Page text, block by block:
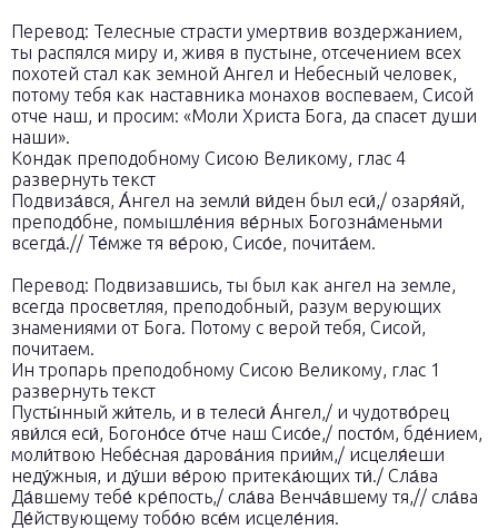
Перевод: Телесные страсти умертвив воздержанием,
ты распялся миру и, живя в пустыне, отсечением всех
похотей стал как земной Ангел и Небесный человек,
потому тебя как наставника монахов воспеваем, Сисой
отче наш, и просим: «Моли Христа Бога, да спасет души
наши».
Кондак преподобному Сисою Великому, глас 4
развернуть текст
Подвиза́вся, А́нгел на земли́ ви́ден был еси́,/ озаря́яй,
преподо́бне, помышле́ния ве́рных Богозна́меньми
всегда́.// Те́мже тя ве́рою, Сисо́е, почита́ем.
Перевод: Подвизавшись, ты был как ангел на земле,
всегда просветляя, преподобный, разум верующих
знамениями от Бога. Потому с верой тебя, Сисой,
почитаем.
Ин тропарь преподобному Сисою Великому, глас 1
развернуть текст
Пусты́нный жи́тель, и в телеси́ А́нгел,/ и чудотво́рец
яви́лся еси́, Богоно́се о́тче наш Сисо́е,/ посто́м, бде́нием,
моли́твою Небе́сная дарова́ния прии́м,/ исцеля́еши
неду́жныя, и ду́ши ве́рою притека́ющих ти́./ Сла́ва
Да́вшему тебе́ кре́пость,/ сла́ва Венча́вшему тя,// сла́ва
Де́йствующему тобо́ю все́м исцеле́ния.